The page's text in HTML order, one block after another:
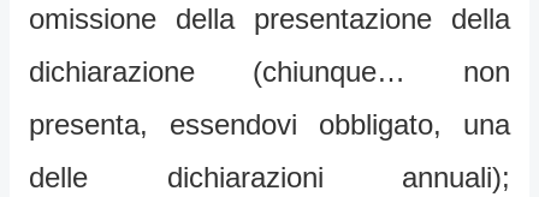
omissione della presentazione della
dichiarazione (chiunque… non
presenta, essendovi obbligato, una
delle dichiarazioni annuali);